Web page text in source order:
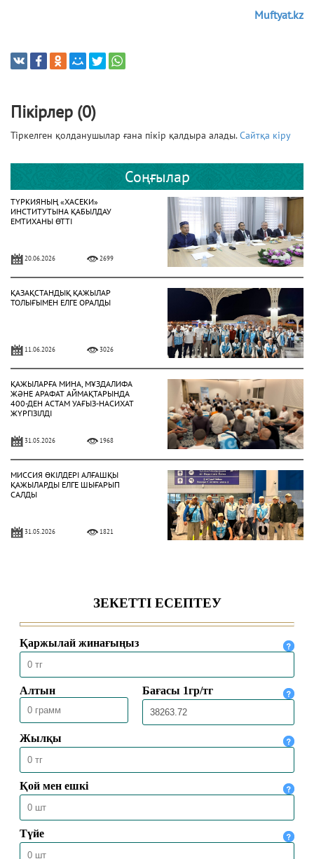
Muftyat.kz
Пікірлер (0)
Тіркелген қолданушылар ғана пікір қалдыра алады.Сайтқа кіру
Соңғылар
ТҮРКИЯНЫҢ «ХАСЕКИ»
ИНСТИТУТЫНА ҚАБЫЛДАУ
ЕМТИХАНЫ ӨТТІ
20.06.2026 2699
ҚАЗАҚСТАНДЫҚ ҚАЖЫЛАР
ТОЛЫҒЫМЕН ЕЛГЕ ОРАЛДЫ
11.06.2026 3026
ҚАЖЫЛАРҒА МИНА, МҰЗДАЛИФА
ЖӘНЕ АРАФАТ АЙМАҚТАРЫНДА
400-ДЕН АСТАМ УАҒЫЗ-НАСИХАТ
ЖҮРГІЗІЛДІ
31.05.2026 1968
МИССИЯ ӨКІЛДЕРІ АЛҒАШҚЫ
ҚАЖЫЛАРДЫ ЕЛГЕ ШЫҒАРЫП
САЛДЫ
31.05.2026 1821
30.05.2026 4459
МЕККЕДЕ 1447 ҺИЖРИ ЖЫЛҒЫ
ҚАЖЫЛЫҚ МАУСЫМЫ
ҚОРЫТЫНДЫЛАНДЫ
30.05.2026